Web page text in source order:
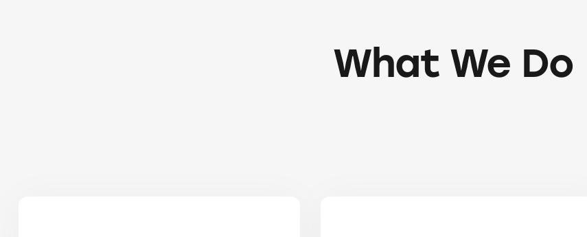
What We Do